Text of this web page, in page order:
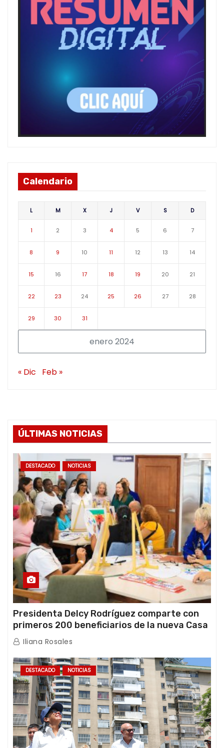
Calendario
enero 2024
L M X J V S D
1 2 3 4 5 6 7
8 9 10 11 12 13 14
15 16 17 18 19 20 21
22 23 24 25 26 27 28
29 30 31
« Dic Feb »
ÚLTIMAS NOTICIAS
DESTACADO NOTICIAS
Presidenta Delcy Rodríguez comparte con
primeros 200 beneficiarios de la nueva Casa
de los Abuelos “La Primavera” en Caracas
Iliana Rosales
DESTACADO NOTICIAS